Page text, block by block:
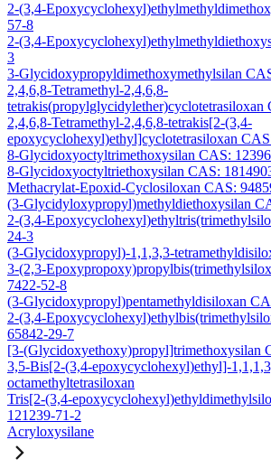
2-(3,4-
57-8
2-(3,4-
3
3-Glycidoxypropyldimethoxymethylsilan
2,4,6,8-Tetramethyl-2,4,6,8-
tetrakis(propylglycidylether)cyclotetrasiloxan
2,4,6,8-Tetramethyl-2,4,6,8-tetrakis[2-(3,4-
epoxycyclohexyl)ethyl]cyclotetrasiloxan
8-Glycidoxyoctyltrimethoxysilan CAS:
8-Glycidoxyoctyltriethoxysilan CAS:
Methacrylat-Epoxid-Cyclosiloxan CAS:
(3-Glycidyloxypropyl)methyldiethoxysilan
2-(3,4-
24-3
(3-Glycidoxypropyl)-1,1,3,3-
3-(2,3-
7422-52-8
(3-Glycidoxypropyl)pentamethyldisiloxan
2-(3,4-
65842-29-7
[3-(Glycidoxyethoxy)propyl]trimethoxysilan
3,5-Bis[2-(3,4-epoxycyclohexyl)ethyl]-
octamethyltetrasiloxan
Tris[2-(3,4-
121239-71-2
Acryloxysilane